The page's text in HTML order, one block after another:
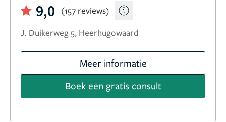
9,0
(157 reviews)
J. Duikerweg 5, Heerhugowaard
Meer informatie
Boek een gratis consult